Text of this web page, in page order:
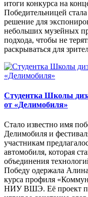
итоги конкурса на
Победительницей
решение для
небольших музейных
подхода, чтобы не
раскрываться для
Студентка Школы
от «Делимобиля»
Стало известно имя
Делимобиля и
участникам
автомобиля, которая
объединения
Победу одержала
курса профиля
НИУ ВШЭ. Её проект